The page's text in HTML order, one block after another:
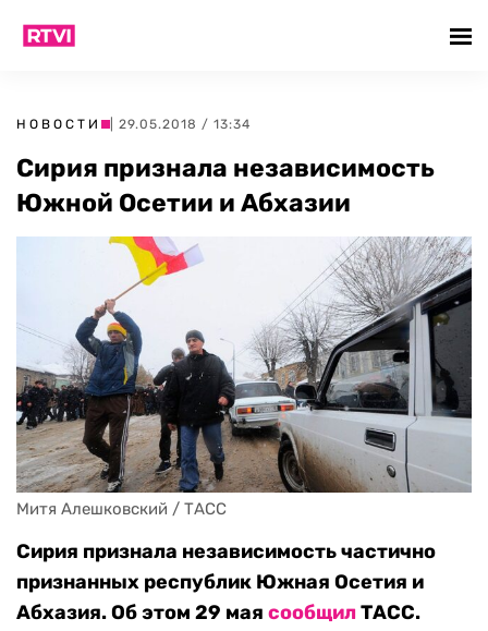
НОВОСТИ | 29.05.2018 / 13:34
Сирия признала независимость
Южной Осетии и Абхазии
Митя Алешковский / ТАСС
Сирия признала независимость частично
признанных республик Южная Осетия и
Абхазия. Об этом 29 мая сообщилТАСС.